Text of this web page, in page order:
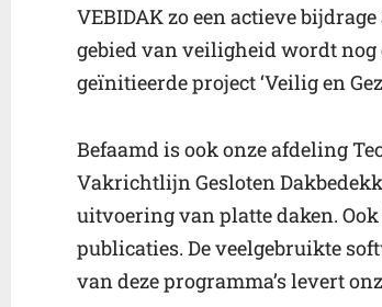
VEBIDAK zo een actieve
gebied van veiligheid wordt nog
geïnitieerde project ‘Veilig en
Befaamd is ook onze afdeling
Vakrichtlijn Gesloten
uitvoering van platte daken.
publicaties. De veelgebruikte
van deze programma’s levert